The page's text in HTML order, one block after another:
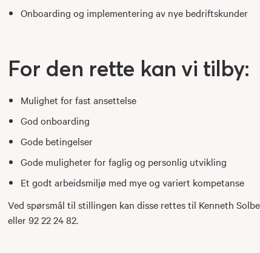
Onboarding og implementering av nye bedriftskunder
For den rette kan vi tilby:
Mulighet for fast ansettelse
God onboarding
Gode betingelser
Gode muligheter for faglig og personlig utvikling
Et godt arbeidsmiljø med mye og variert kompetanse
Ved spørsmål til stillingen kan disse rettes til Kenneth
eller 92 22 24 82.